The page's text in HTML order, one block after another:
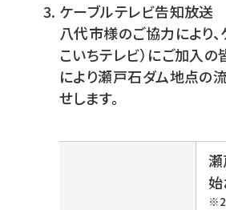
ケーブルテレビ告知放送
八代市様のご協力により、
こいちテレビ）にご加入
により瀬戸石ダム地点の
せします。
※2